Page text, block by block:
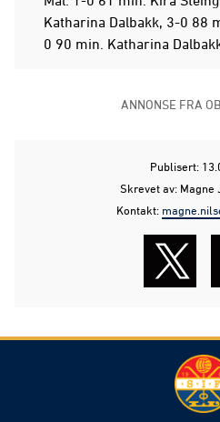
Katharina Dalbakk, 3-0 88
0 90 min. Katharina
ANNONSE FRA
Publisert:
Skrevet av: Magne
Kontakt: